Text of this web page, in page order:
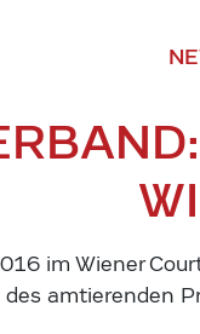
im Wiener
amtierenden